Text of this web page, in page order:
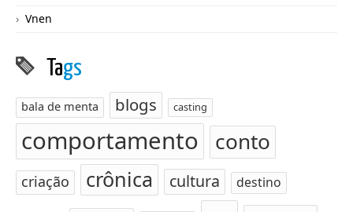
Vnen
Tags
bala de menta blogs casting
comportamento conto
criação crônica cultura destino